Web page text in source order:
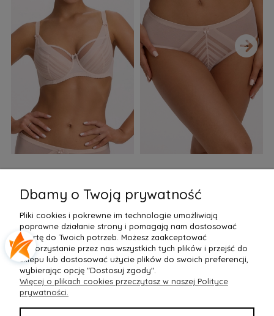
155,99 zł
Do Koszyka »
77,99 zł
Do Koszyka »
›
POMOC
Dbamy o Twoją prywatność
Pliki cookies i pokrewne im technologie umożliwiają
poprawne działanie strony i pomagają nam dostosować
ofertę do Twoich potrzeb. Możesz zaakceptować
wykorzystanie przez nas wszystkich tych plików i przejść do
sklepu lub dostosować użycie plików do swoich preferencji,
wybierając opcję "Dostosuj zgody".
Więcej o plikach cookies przeczytasz w naszej Polityce
prywatności.